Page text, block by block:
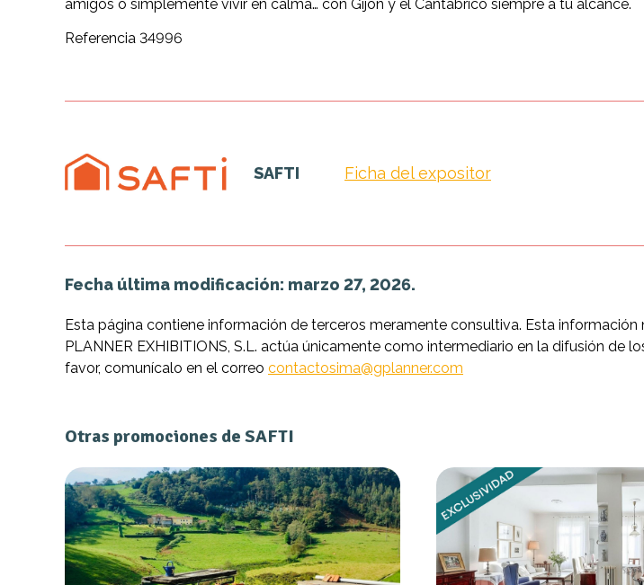
amigos o simplemente vivir en calma… con Gijón y el Cantábrico siempre a tu alcance.
Referencia 34996
SAFTI Ficha del expositor
Fecha última modificación: marzo 27, 2026.
Esta página contiene información de terceros meramente consultiva. Esta
PLANNER EXHIBITIONS, S.L. actúa únicamente como intermediario en la difusión de
favor, comunícalo en el correo contactosima@gplanner.com
Otras promociones de SAFTI